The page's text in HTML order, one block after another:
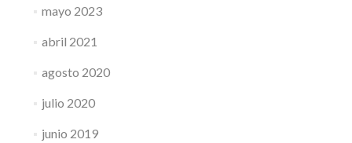
mayo 2023
abril 2021
agosto 2020
julio 2020
junio 2019